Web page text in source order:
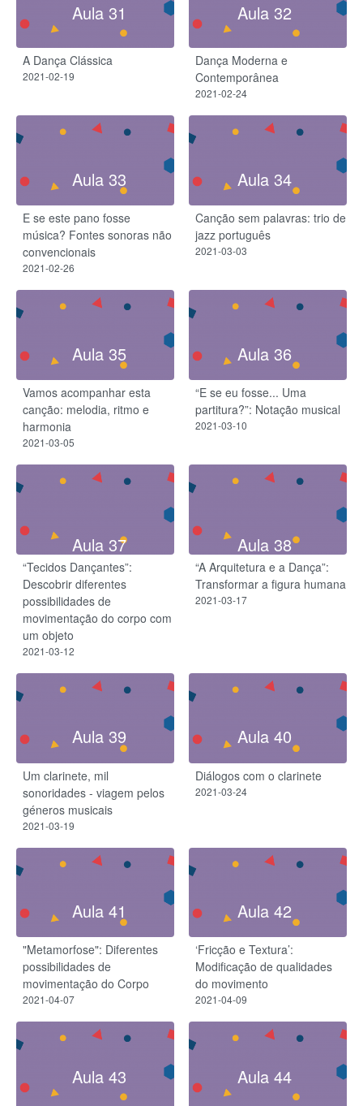
Aula 31
A Dança Clássica
2021-02-19
Aula 32
Dança Moderna e
Contemporânea
2021-02-24
Aula 33
E se este pano fosse
música? Fontes sonoras não
convencionais
2021-02-26
Aula 34
Canção sem palavras: trio de
jazz português
2021-03-03
Aula 35
Vamos acompanhar esta
canção: melodia, ritmo e
harmonia
2021-03-05
Aula 36
“E se eu fosse... Uma
partitura?”: Notação musical
2021-03-10
Aula 37
“Tecidos Dançantes”:
Descobrir diferentes
possibilidades de
movimentação do corpo com
um objeto
2021-03-12
Aula 38
“A Arquitetura e a Dança”:
Transformar a figura humana
2021-03-17
Aula 39
Um clarinete, mil
sonoridades - viagem pelos
géneros musicais
2021-03-19
Aula 40
Diálogos com o clarinete
2021-03-24
Aula 41
"Metamorfose": Diferentes
possibilidades de
movimentação do Corpo
2021-04-07
Aula 42
‘Fricção e Textura’:
Modificação de qualidades
do movimento
2021-04-09
Aula 43 Aula 44